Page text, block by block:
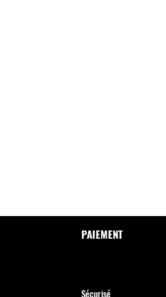
PAIEMENT
Sécurisé